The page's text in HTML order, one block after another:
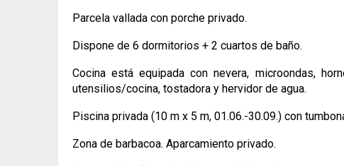
Parcela vallada con porche privado.
Dispone de 6 dormitorios + 2 cuartos de baño.
Cocina está equipada con nevera, microondas,
utensilios/cocina, tostadora y hervidor de agua.
Piscina privada (10 m x 5 m, 01.06.-30.09.) con
Zona de barbacoa. Aparcamiento privado.